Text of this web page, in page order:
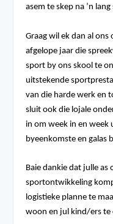
asem te skep na ’n
Graag wil ek dan al
afgelope jaar die
sport by ons skool te
uitstekende
van die harde werk en
sluit ook die lojale
in om week in en
byeenkomste en galas
Baie dankie dat julle as
sportontwikkeling
logistieke planne te
woon en jul kind/ers te